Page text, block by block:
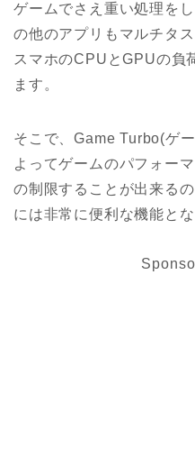
ゲームでさえ重い処理を
の他のアプリもマルチタ
スマホのCPUとGPUの負
ます。
そこで、Game Turbo(ゲ
よってゲームのパフォー
の制限することが出来る
には非常に便利な機能とな